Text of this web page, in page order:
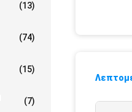
(13)
(74)
(15)
(7)